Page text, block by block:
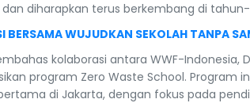
dan diharapkan terus berkembang di
BERSAMA WUJUDKAN SEKOLAH TANPA
kolaborasi antara WWF-Indonesia,
program Zero Waste School. Program
di Jakarta, dengan fokus pada